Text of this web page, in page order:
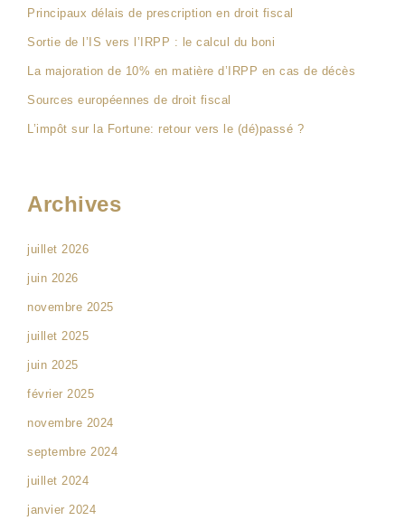
Principaux délais de prescription en droit fiscal
Sortie de l’IS vers l’IRPP : le calcul du boni
La majoration de 10% en matière d’IRPP en cas de décès
Sources européennes de droit fiscal
L’impôt sur la Fortune: retour vers le (dé)passé ?
Archives
juillet 2026
juin 2026
novembre 2025
juillet 2025
juin 2025
février 2025
novembre 2024
septembre 2024
juillet 2024
janvier 2024